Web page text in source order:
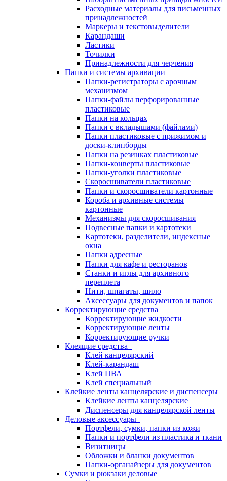
Расходные материалы для письменных
принадлежностей
Маркеры и текстовыделители
Карандаши
Ластики
Точилки
Принадлежности для черчения
Папки и системы архивации
Папки-регистраторы с арочным
механизмом
Папки-файлы перфорированные
пластиковые
Папки на кольцах
Папки с вкладышами (файлами)
Папки пластиковые с прижимом и
доски-клипборды
Папки на резинках пластиковые
Папки-конверты пластиковые
Папки-уголки пластиковые
Скоросшиватели пластиковые
Папки и скоросшиватели картонные
Короба и архивные системы
картонные
Механизмы для скоросшивания
Подвесные папки и картотеки
Картотеки, разделители, индексные
окна
Папки адресные
Папки для кафе и ресторанов
Станки и иглы для архивного
переплета
Нити, шпагаты, шило
Аксессуары для документов и папок
Корректирующие средства
Корректирующие жидкости
Корректирующие ленты
Корректирующие ручки
Клеящие средства
Клей канцелярский
Клей-карандаш
Клей ПВА
Клей специальный
Клейкие ленты канцелярские и диспенсеры
Клейкие ленты канцелярские
Диспенсеры для канцелярской ленты
Деловые аксессуары
Портфели, сумки, папки из кожи
Папки и портфели из пластика и ткани
Визитницы
Обложки и бланки документов
Папки-органайзеры для документов
Сумки и рюкзаки деловые